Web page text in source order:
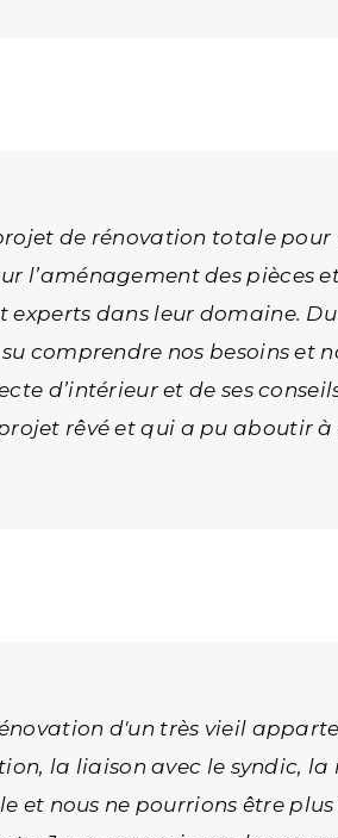
de rénovation totale
l’aménagement des
experts dans leur domaine.
comprendre nos besoins et
d’intérieur et de ses
rêvé et qui a pu aboutir
d'un très vieil
la liaison avec le syndic, la
et nous ne pourrions être